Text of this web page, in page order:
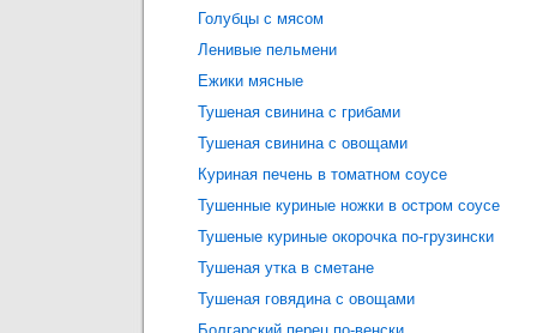
Голубцы с мясом
Ленивые пельмени
Ежики мясные
Тушеная свинина с грибами
Тушеная свинина с овощами
Куриная печень в томатном соусе
Тушенные куриные ножки в остром соусе
Тушеные куриные окорочка по-грузински
Тушеная утка в сметане
Тушеная говядина с овощами